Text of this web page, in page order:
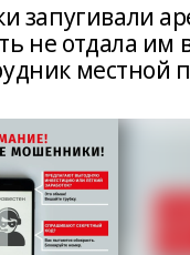
не отдала им
местной